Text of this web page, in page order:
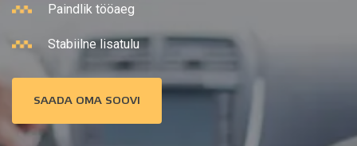
Paindlik tööaeg
Stabiilne lisatulu
SAADA OMA SOOVI